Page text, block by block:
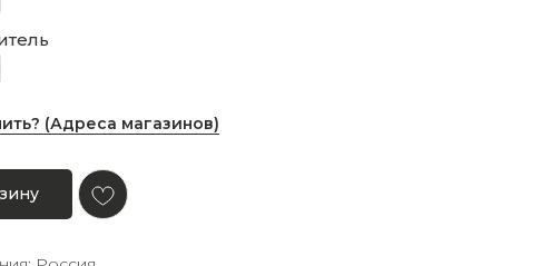
(Адреса магазинов)